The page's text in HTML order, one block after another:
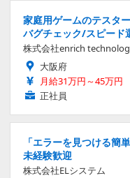
家庭用ゲームのテスタ
バグチェック/スピード
株式会社enrich
大阪府
月給31万円～45万円
正社員
「エラーを見つける簡
未経験歓迎
株式会社ELシステム